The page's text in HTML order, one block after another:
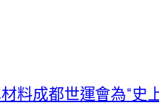
料成都世運會為“史